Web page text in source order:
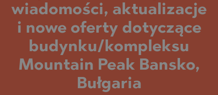
wiadomości, aktualizacje
i nowe oferty dotyczące
budynku/kompleksu
Mountain Peak Bansko,
Bułgaria